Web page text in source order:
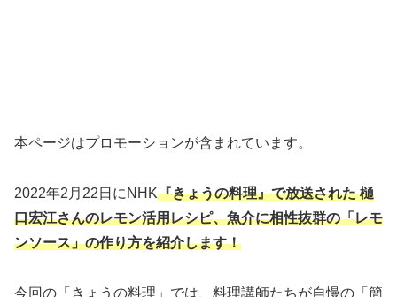
本ページはプロモーションが含まれています。
2022年2月22日にNHK『きょうの料理』で放送された 樋
口宏江さんのレモン活用レシピ、魚介に相性抜群の「レモ
ンソース」の作り方を紹介します！
今回の「きょうの料理」では、料理講師たちが自慢の「簡